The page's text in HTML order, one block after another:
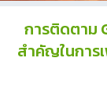
การติดตาม
สำคัญในการ